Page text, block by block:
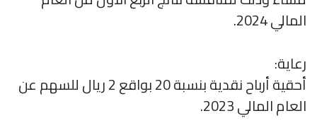
المالي 2024.
رعاية:
أحقية أرباح نقدية بنسبة 20 بواقع 2 ريال للسهم عن
العام المالي 2023.